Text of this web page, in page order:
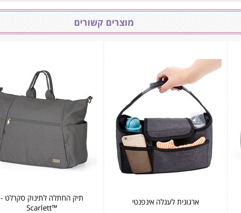
מוצרים קשורים
ארגונית לעגלה אינפנטי
תיק החתלה לתינוק סקרלט -
™Scarlett